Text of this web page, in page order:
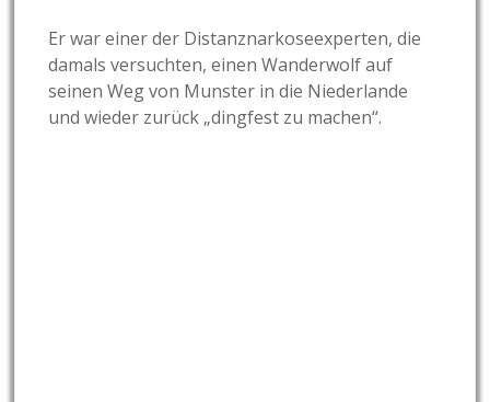
Er war einer der Distanznarkoseexperten, die
damals versuchten, einen Wanderwolf auf
seinen Weg von Munster in die Niederlande
und wieder zurück „dingfest zu machen“.